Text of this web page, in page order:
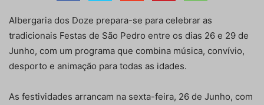
Albergaria dos Doze prepara-se para celebrar as
tradicionais Festas de São Pedro entre os dias 26 e 29 de
Junho, com um programa que combina música, convívio,
desporto e animação para todas as idades.
As festividades arrancam na sexta-feira, 26 de Junho, com